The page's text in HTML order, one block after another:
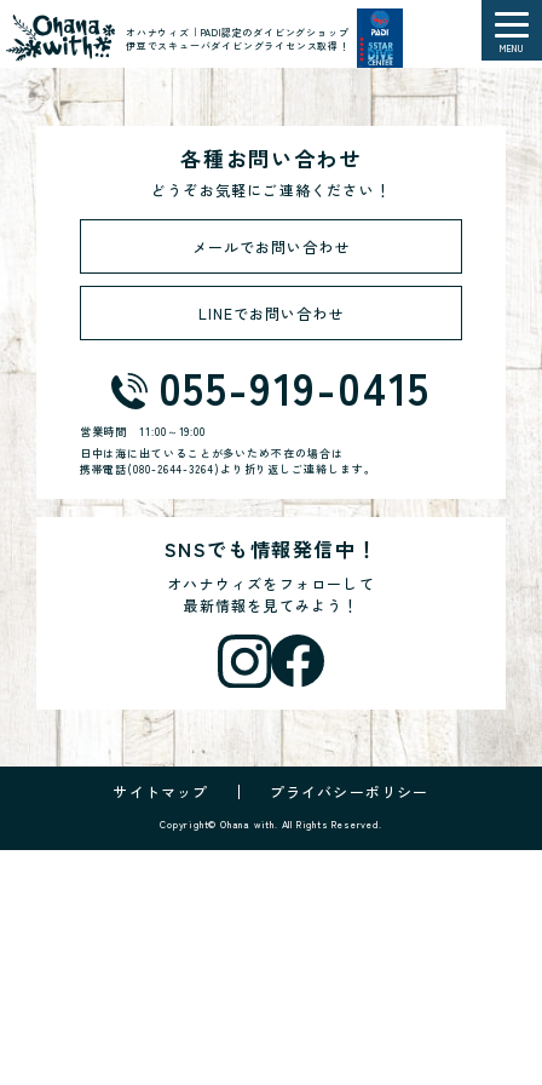
オハナウィズ｜PADI認定のダイビングショップ
伊豆でスキューバダイビングライセンス取得！
MENU
各種お問い合わせ
どうぞお気軽にご連絡ください！
メールでお問い合わせ
LINEでお問い合わせ
055-919-0415
営業時間11:00～19:00
日中は海に出ていることが多いため不在の場合は
携帯電話(080-2644-3264)より折り返しご連絡します。
SNSでも情報発信中！
オハナウィズをフォローして
最新情報を見てみよう！
サイトマップ プライバシーポリシー
Copyright© Ohana with. All Rights Reserved.